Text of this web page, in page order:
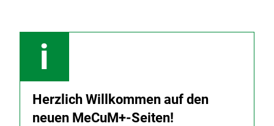
Herzlich Willkommen auf den
neuen MeCuM+-Seiten!